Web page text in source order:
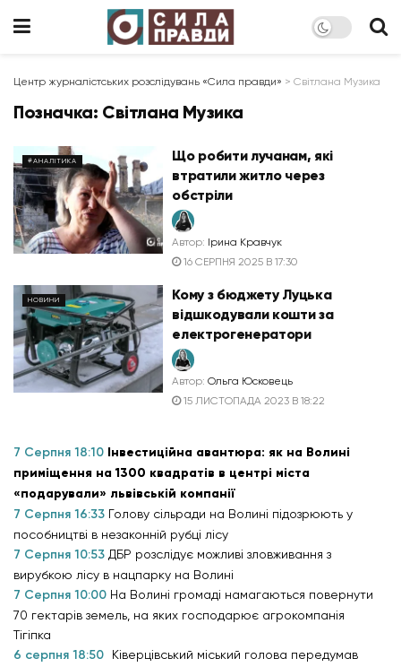
Центр журналістських розслідувань «Сила правди» > Світлана Музика
Позначка: Світлана Музика
#АНАЛІТИКА
Що робити лучанам, які
втратили житло через
обстріли
Автор: Ірина Кравчук
16 СЕРПНЯ 2025 В 17:30
НОВИНИ
Кому з бюджету Луцька
відшкодували кошти за
електрогенератори
Автор: Ольга Юсковець
15 ЛИСТОПАДА 2023 В 18:22
7 Серпня 18:10 Інвестиційна авантюра: як на Волині
приміщення на 1300 квадратів в центрі міста
«подарували» львівській компанії
7 Серпня 16:33 Голову сільради на Волині підозрюють у
пособництві в незаконній рубці лісу
7 Серпня 10:53 ДБР розслідує можливі зловживання з
вирубкою лісу в нацпарку на Волині
7 Серпня 10:00 На Волині громаді намагаються повернути
70 гектарів земель, на яких господарює агрокомпанія
Тігіпка
6 серпня 18:50
Ківерцівський міський голова передумав